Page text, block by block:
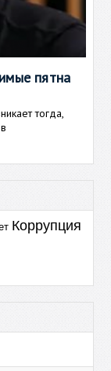
пятна
тогда,
Коррупция